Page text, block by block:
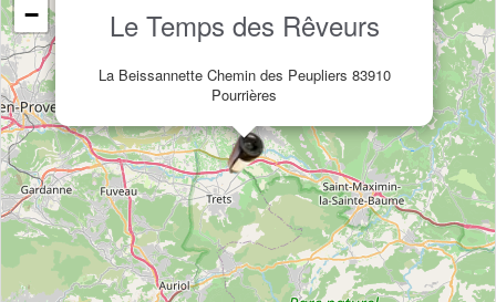
Le Temps des Rêveurs
La Beissannette Chemin des Peupliers 83910
Pourrières
−